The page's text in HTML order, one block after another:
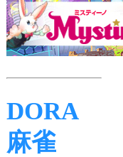
DORA
麻雀